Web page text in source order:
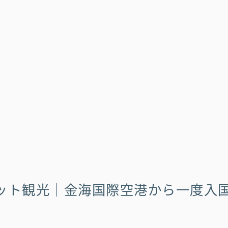
ト観光｜金海国際空港から一度入